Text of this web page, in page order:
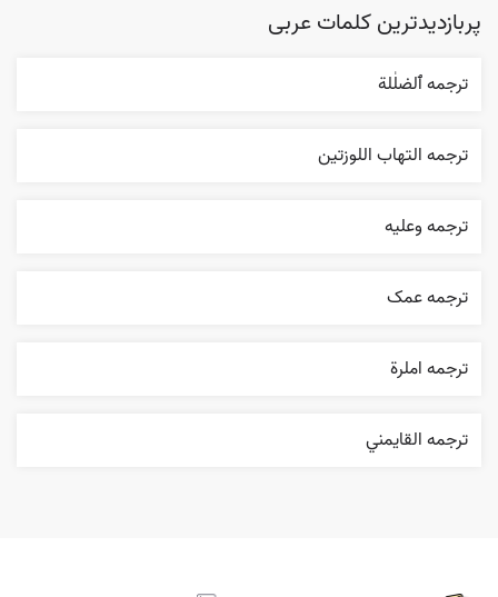
پربازدیدترین کلمات عربی
ترجمه ٱلضلٰلة
ترجمه التهاب اللوزتين
ترجمه وعليه
ترجمه عمک
ترجمه املرة
ترجمه القایمني